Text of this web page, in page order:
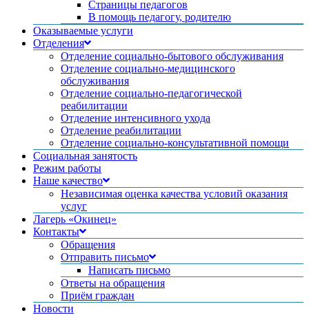
Страницы педагогов
В помощь педагогу, родителю
Оказываемые услуги
Отделения
Отделение социально-бытового обслуживания
Отделение социально-медицинского
обслуживания
Отделение социально-педагогической
реабилитации
Отделение интенсивного ухода
Отделение реабилитации
Отделение социально-консультативной помощи
Социальная занятость
Режим работы
Наше качество
Независимая оценка качества условий оказания
услуг
Лагерь «Окинец»
Контакты
Обращения
Отправить письмо
Написать письмо
Ответы на обращения
Приём граждан
Новости